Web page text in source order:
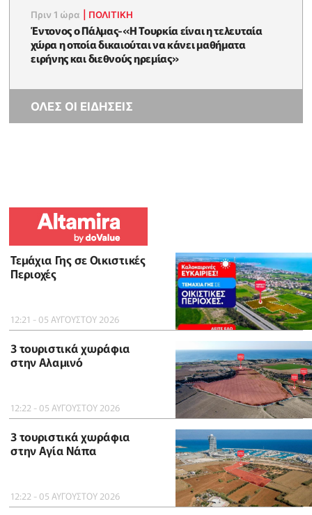
Πριν 1 ώρα ΠΟΛΙΤΙΚΗ
Έντονος ο Πάλμας-«Η Τουρκία είναι η τελευταία
χώρα η οποία δικαιούται να κάνει μαθήματα
ειρήνης και διεθνούς ηρεμίας»
ΟΛΕΣ ΟΙ ΕΙΔΗΣΕΙΣ
Τεμάχια Γης σε Οικιστικές
Περιοχές
12:21 - 05 ΑΥΓΟΥΣΤΟΥ 2026
3 τουριστικά χωράφια
στην Αλαμινό
12:22 - 05 ΑΥΓΟΥΣΤΟΥ 2026
3 τουριστικά χωράφια
στην Αγία Νάπα
12:22 - 05 ΑΥΓΟΥΣΤΟΥ 2026